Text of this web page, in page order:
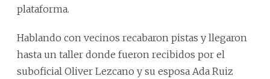
plataforma.
Hablando con vecinos recabaron pistas y llegaron
hasta un taller donde fueron recibidos por el
suboficial Oliver Lezcano y su esposa Ada Ruiz